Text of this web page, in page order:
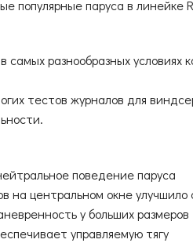
популярные паруса в линейке
разнообразных
тестов журналов для
поведение паруса
на центральном окне улучшило
у больших размеров
управляемую тягу